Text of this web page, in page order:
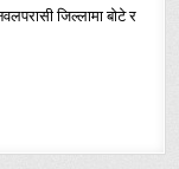
जिल्लामा बोटे र